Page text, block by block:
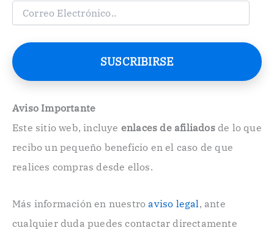
C
e
o
e
t
ó
n
o
.
SUSCRIBIRSE
Aviso Importante
Este sitio web, incluye enlaces de afiliadosde lo que
recibo un pequeño beneficio en el caso de que
realices compras desde ellos.
Más información en nuestroaviso legal, ante
cualquier duda puedes contactar directamente